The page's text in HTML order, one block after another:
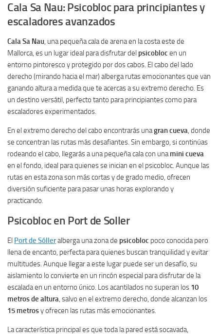
Cala Sa Nau: Psicobloc para principiantes y
escaladores avanzados
Cala Sa Nau , una pequeña cala de arena en la costa este de
Mallorca, es un lugar ideal para disfrutar del psicobloc en un
entorno pintoresco y protegido por dos cabos. El cabo del lado
derecho (mirando hacia el mar) alberga rutas emocionantes que van
ganando altura a medida que te acercas a su extremo derecho. Es
un destino versátil, perfecto tanto para principiantes como para
escaladores experimentados.
En el extremo derecho del cabo encontrarás unagran cueva , donde
se concentran las rutas más desafiantes. Sin embargo, si continúas
rodeando el cabo, llegarás a una pequeña cala con una mini cueva
en el fondo, ideal para quienes se inician en el psicobloc. Aunque las
rutas en esta zona son más cortas y de grado medio, ofrecen
diversión suficiente para pasar unas horas explorando y
practicando.
Psicobloc en Port de Soller
El Port de Sólleralberga una zona de psicobloc poco conocida pero
llena de encanto, perfecta para quienes buscan tranquilidad y evitar
multitudes. Aunque llegar a este lugar puede ser un desafío, su
aislamiento lo convierte en un rincón especial para disfrutar de la
escalada en un entorno único. Los acantilados no superan los 10
metros de altura , salvo en el extremo derecho, donde alcanzan los
15 metrosy ofrecen las rutas más emocionantes.
La característica principal es que toda la pared está socavada,